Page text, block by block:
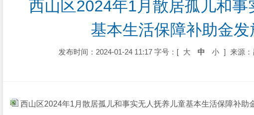
西山区2024年1月散居孤儿和事
基本生活保障补助金发
发布时间：2024-01-24 11:17 字号：[ 大 中 小 ] 来源
西山区2024年1月散居孤儿和事实无人抚养儿童基本生活保障补助